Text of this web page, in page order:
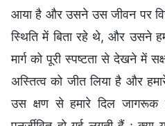
आया है और उसने उस जीवन पर
स्थिति में बिता रहे थे, और उसने
मार्ग को पूरी स्पष्टता से देखने में
अस्तित्व को जीत लिया है और
उस क्षण से हमारे दिल जागरूक